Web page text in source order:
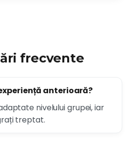
frecvente
anterioară?
nivelului grupei, iar
treptat.